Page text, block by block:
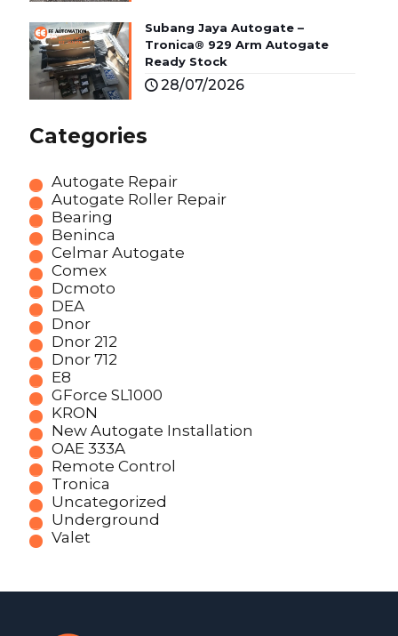
Subang Jaya Autogate –
Tronica® 929 Arm Autogate
Ready Stock
28/07/2026
Categories
Autogate Repair
Autogate Roller Repair
Bearing
Beninca
Celmar Autogate
Comex
Dcmoto
DEA
Dnor
Dnor 212
Dnor 712
E8
GForce SL1000
KRON
New Autogate Installation
OAE 333A
Remote Control
Tronica
Uncategorized
Underground
Valet